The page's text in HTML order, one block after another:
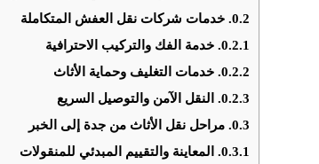
0.2. خدمات شركات نقل العفش المتكاملة
0.2.1. خدمة الفك والتركيب الاحترافية
0.2.2. خدمات التغليف وحماية الأثاث
0.2.3.
النقل الآمن والتوصيل السريع
0.3. مراحل نقل الأثاث من جدة إلى الخبر
0.3.1.
المعاينة والتقييم المبدئي للمنقولات